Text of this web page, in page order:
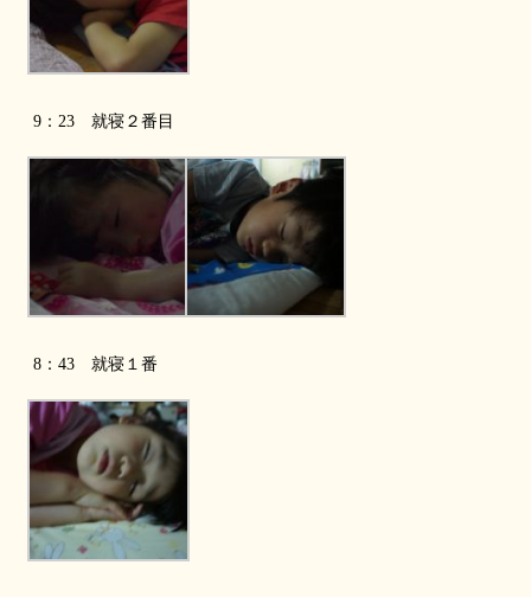
9：23 就寝２番目
8：43就寝１番